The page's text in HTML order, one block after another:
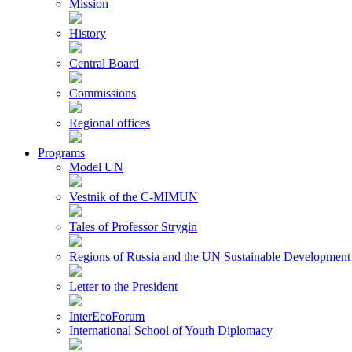
Mission
History
Central Board
Commissions
Regional offices
Programs
Model UN
Vestnik of the C-MIMUN
Tales of Professor Strygin
Regions of Russia and the UN Sustainable
Letter to the President
InterEcoForum
International School of Youth Diplomacy